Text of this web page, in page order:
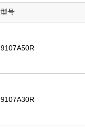
型号
9107A50R
9107A30R